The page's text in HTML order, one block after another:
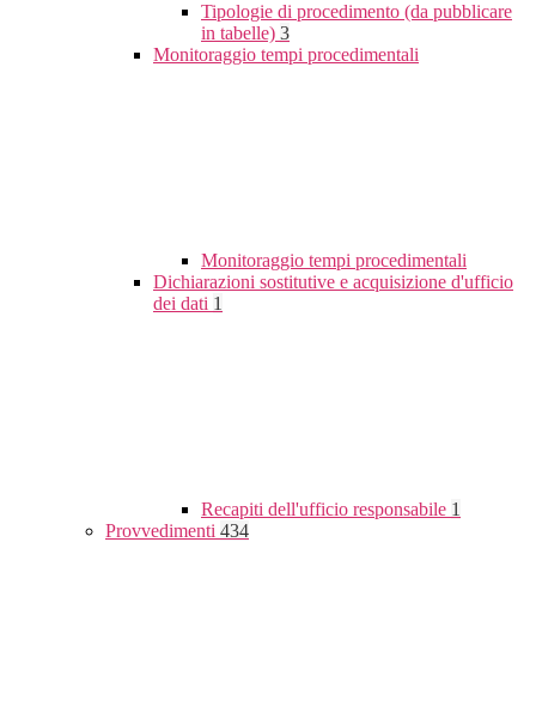
Tipologie di procedimento (da pubblicare
in tabelle) 3
Monitoraggio tempi procedimentali
Monitoraggio tempi procedimentali
Dichiarazioni sostitutive e acquisizione d'ufficio
dei dati 1
Recapiti dell'ufficio responsabile 1
Provvedimenti 434